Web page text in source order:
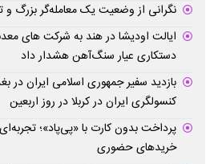
نگرانی از وضعیت یک معامله‌گر بزرگ
ایالت اودیشا در هند به شرکت های
دستکاری عیار سنگ‌آهن هشدار داد
بازدید سفیر جمهوری اسلامی ایران در
کنسولگری ایران در کربلا در روز اربعین
پرداخت بدون کارت با «پی‌پاد»؛
خریدهای حضوری